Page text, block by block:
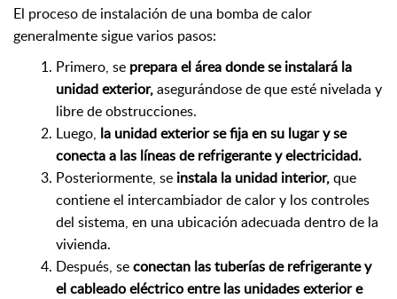
El proceso de instalación de una bomba de calor
generalmente sigue varios pasos:
Primero, se prepara el área donde se instalará la
unidad exterior,asegurándose de que esté nivelada y
libre de obstrucciones.
Luego, la unidad exterior se fija en su lugar y se
conecta a las líneas de refrigerante y electricidad.
Posteriormente, se instala la unidad interior,que
contiene el intercambiador de calor y los controles
del sistema, en una ubicación adecuada dentro de la
vivienda.
Después, seconectan las tuberías de refrigerante y
el cableado eléctrico entre las unidades exterior e